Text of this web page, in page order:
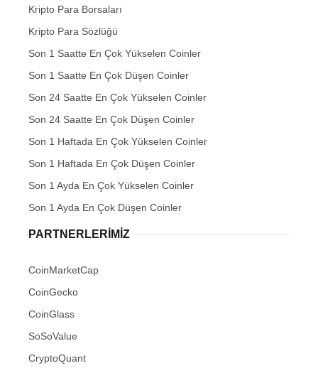
Kripto Para Borsaları
Kripto Para Sözlüğü
Son 1 Saatte En Çok Yükselen Coinler
Son 1 Saatte En Çok Düşen Coinler
Son 24 Saatte En Çok Yükselen Coinler
Son 24 Saatte En Çok Düşen Coinler
Son 1 Haftada En Çok Yükselen Coinler
Son 1 Haftada En Çok Düşen Coinler
Son 1 Ayda En Çok Yükselen Coinler
Son 1 Ayda En Çok Düşen Coinler
PARTNERLERIMIZ
CoinMarketCap
CoinGecko
CoinGlass
SoSoValue
CryptoQuant